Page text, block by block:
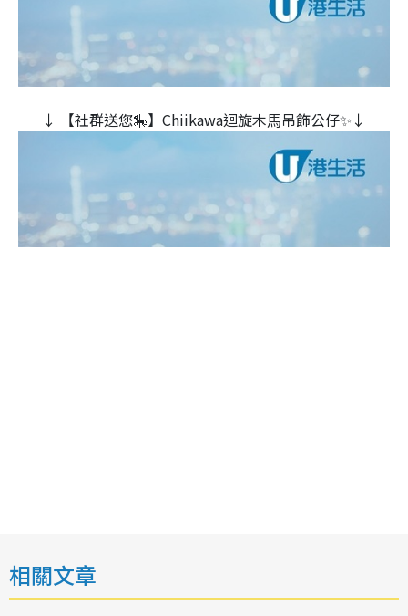
↓ 【社群送您🎠】Chiikawa迴旋木⾺吊飾公仔✨↓
相關文章